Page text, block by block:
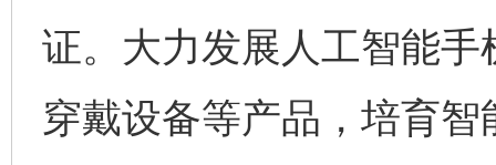
证。大力发展人工智能
穿戴设备等产品，培育